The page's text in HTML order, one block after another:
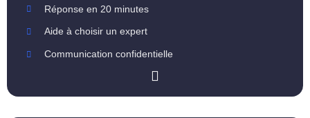
Réponse en 20 minutes
Aide à choisir un expert
Communication confidentielle